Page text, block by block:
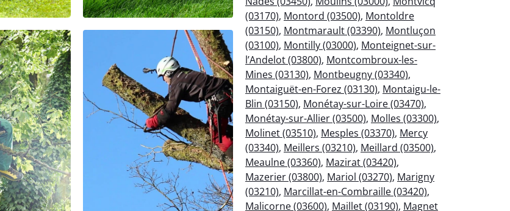
(03170), Montord (03500), Montoldre
(03150), Montmarault (03390), Montluçon
(03100), Montilly (03000), Monteignet-sur-
l’Andelot (03800), Montcombroux-les-
Mines (03130), Montbeugny (03340),
Montaiguët-en-Forez (03130), Montaigu-le-
Blin (03150), Monétay-sur-Loire (03470),
Monétay-sur-Allier (03500), Molles (03300),
Molinet (03510), Mesples (03370), Mercy
(03340), Meillers (03210), Meillard (03500),
Meaulne (03360), Mazirat (03420),
Mazerier (03800), Mariol (03270), Marigny
(03210), Marcillat-en-Combraille (03420),
Malicorne (03600), Maillet (03190), Magnet